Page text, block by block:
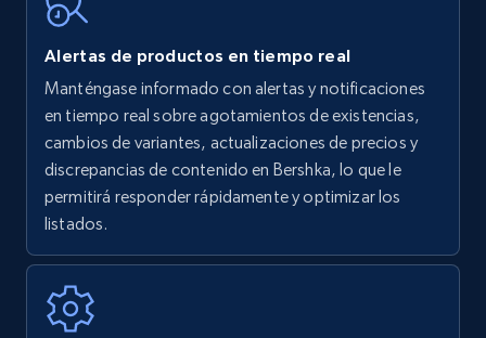
Amazon Reviews
URL, Product name, Product rating, Product
rating object, Product rating max, Rating,
Author name, Asin, and more.
Alertas de productos en tiempo real
Manténgase informado con alertas y notificaciones
en tiempo real sobre agotamientos de existencias,
cambios de variantes, actualizaciones de precios y
discrepancias de contenido en Bershka, lo que le
permitirá responder rápidamente y optimizar los
listados.